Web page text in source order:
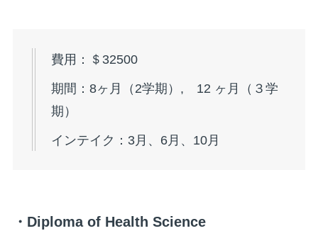
費用：＄32500
期間：8ヶ月（2学期）, 12 ヶ月（３学
期）
インテイク：3月、6月、10月
・Diploma of Health Science